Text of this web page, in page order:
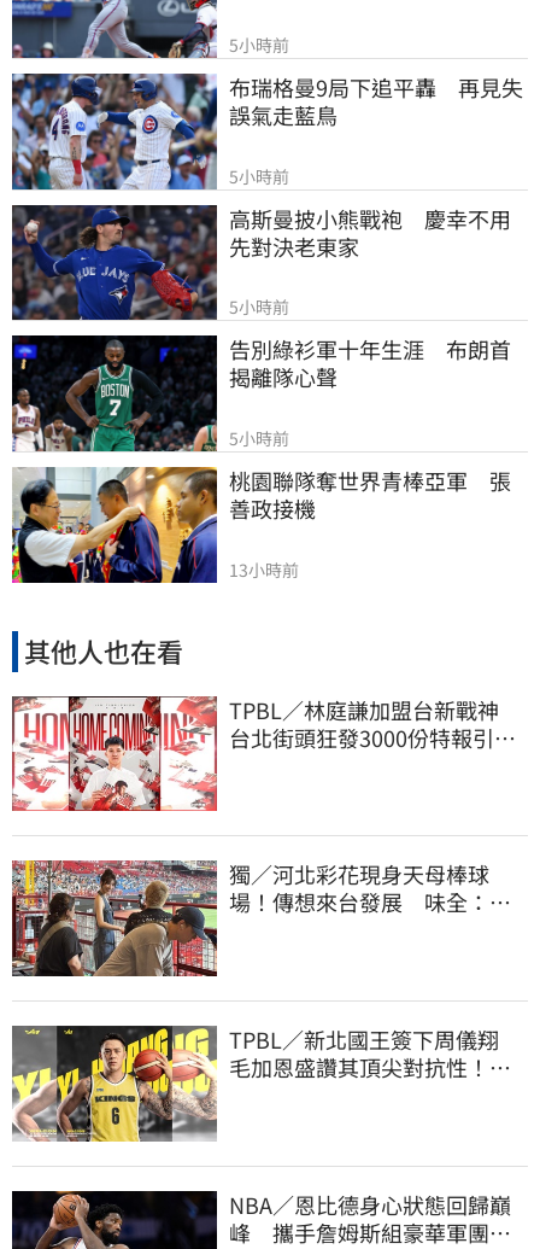
5小時前
布瑞格曼9局下追平轟　再見失
誤氣走藍鳥
5小時前
高斯曼披小熊戰袍　慶幸不用
先對決老東家
5小時前
告別綠衫軍十年生涯　布朗首
揭離隊心聲
5小時前
桃園聯隊奪世界青棒亞軍　張
善政接機
13小時前
其他人也在看
TPBL／林庭謙加盟台新戰神
台北街頭狂發3000份特報引爆
獨／河北彩花現身天母棒球
場！傳想來台發展 味全：歡
TPBL／新北國王簽下周儀翔
毛加恩盛讚其頂尖對抗性！盼
NBA／恩比德身心狀態回歸巔
峰 攜手詹姆斯組豪華軍團！